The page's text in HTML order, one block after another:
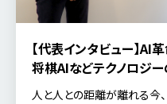
【代表インタビュー】AI
将棋AIなどテクノロジ
のリファラル採用戦略と
人と人との距離が離れる今